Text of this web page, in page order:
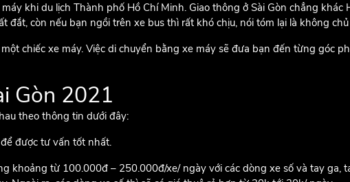
khi du lịch Thành phố Hồ Chí Minh. Giao thông ở Sài Gòn chẳng khác
đắt, còn nếu bạn ngồi trên xe bus thì rất khó chịu, nói tóm lại là không
chiếc xe máy. Việc di chuyển bằng xe máy sẽ đưa bạn đến từng góc
Gòn 2021
theo thông tin dưới đây:
được tư vấn tốt nhất.
khoảng từ 100.000đ – 250.000đ/xe/ ngày với các dòng xe số và tay ga,